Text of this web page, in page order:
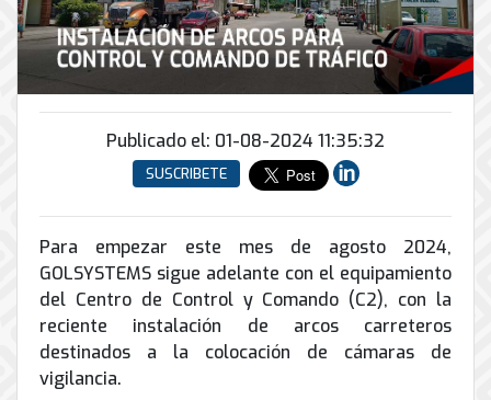
INFRAESTRUCTURA
Soporte
informático
Remoto
CONTPAQi
Hiperconvergencia
Soporte
de
Correo
Electrónico
conmutadores
IP
análogos
Inalámbricos
de
Torres
Arriostradas
Equipos
para
videoconferencias
y
peatonal
Automatización
y
Energía
y
UPS
Tierra
física
Conector
de
envío
Antispam
Ciberseguridad
la
nube
Servicios
de
Computo
&
Almacenamiento
Publicado el: 01-08-2024 11:35:32
SUSCRIBETE
Para empezar este mes de agosto 2024,
GOLSYSTEMS sigue adelante con el equipamiento
del Centro de Control y Comando (C2), con la
reciente instalación de arcos carreteros
destinados a la colocación de cámaras de
vigilancia.